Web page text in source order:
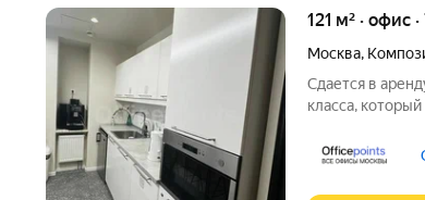
121 м² · офис
Москва,
Сдается в
класса,